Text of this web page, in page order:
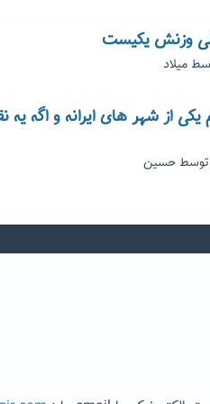
وزنش یکیست
میلاد
از شهر های ایرانه و اگه یه
توسط حسین